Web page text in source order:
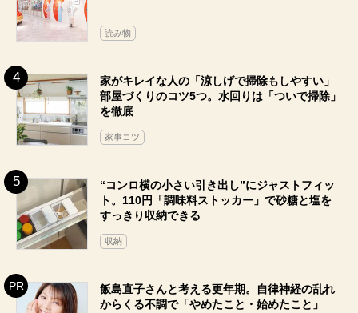
読み物
家がキレイな人の「涼しげで掃除もしやすい」
部屋づくりのコツ5つ。水回りは「ついで掃除」
を徹底
家事コツ
“コンロ横の小さい引き出し”にジャストフィッ
ト。110円「調味料ストッカー」で砂糖と塩を
すっきり収納できる
収納
飯島直子さんと考える更年期。自律神経の乱れ
からくる不調で「やめたこと・始めたこと」